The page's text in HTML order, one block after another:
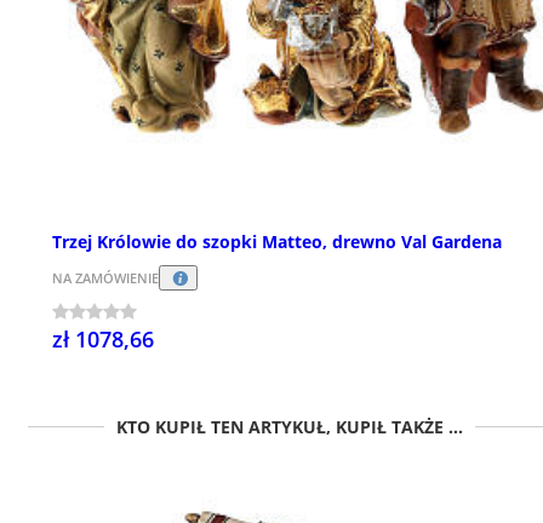
Trzej Królowie do szopki Matteo, drewno Val Gardena
NA ZAMÓWIENIE
zł 1078,66
KTO KUPIŁ TEN ARTYKUŁ, KUPIŁ TAKŻE ...